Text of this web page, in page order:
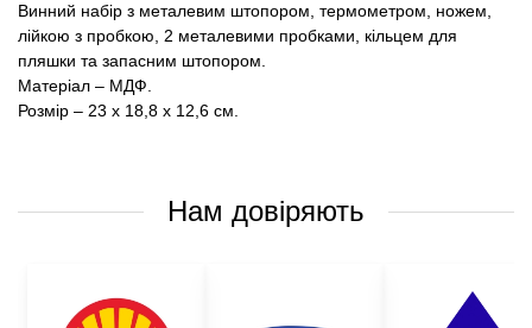
Винний набір з металевим штопором, термометром, ножем,
лійкою з пробкою, 2 металевими пробками, кільцем для
пляшки та запасним штопором.
Матеріал – МДФ.
Розмір – 23 х 18,8 х 12,6 см.
Нам довіряють